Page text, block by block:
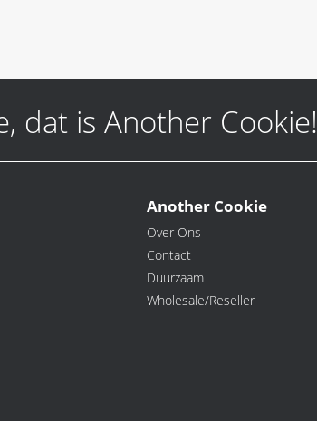
dat is Another Cookie!
Another Cookie
Over Ons
Contact
Duurzaam
Wholesale/Reseller